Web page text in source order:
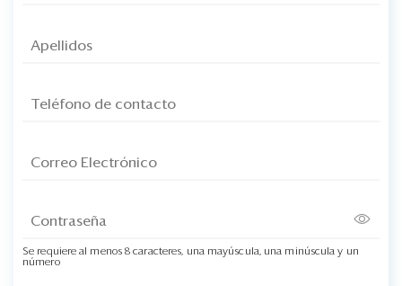
Se requiere al menos 8 caracteres, una mayúscula, una minúscula y un
número